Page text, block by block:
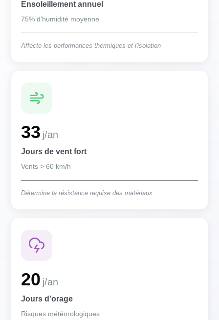
Ensoleillement annuel
75% d'humidité moyenne
Affecte les performances thermiques et l'isolation
33 j/an
Jours de vent fort
Vents > 60 km/h
Détermine la résistance requise des matériaux
20 j/an
Jours d'orage
Risques météorologiques